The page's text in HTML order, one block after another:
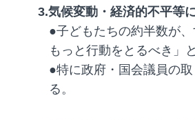
3.気候変動・経済的不平等
●子どもたちの約半数が
もっと行動をとるべき」
●特に政府・国会議員の
る。